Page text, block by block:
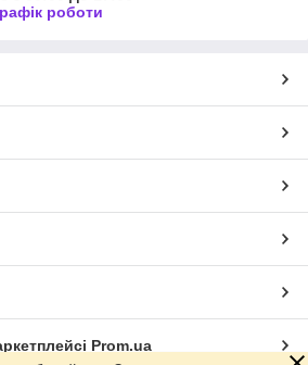
роботи
Prom.ua